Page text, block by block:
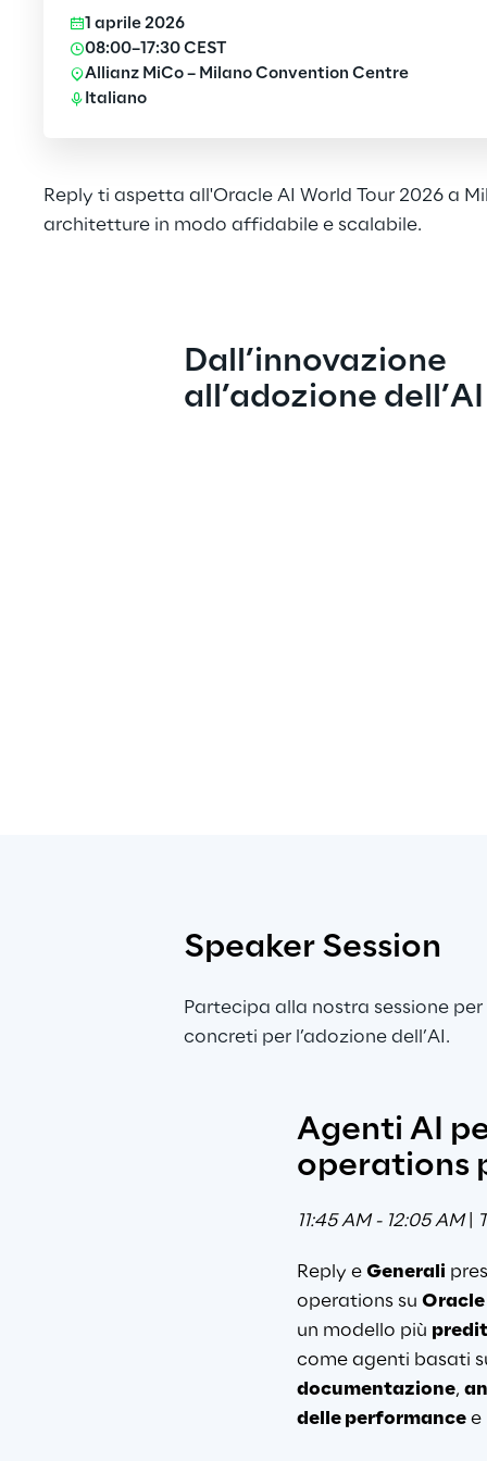
Reply ti aspetta all'Oracle AI World Tour 2026 a
architetture in modo affidabile e scalabile.
1 aprile 2026
08:00–17:30 CEST
Allianz MiCo – Milano Convention Centre
Italiano
Dall’innovazione
all’adozione dell’AI
Speaker Session
Partecipa alla nostra sessione
concreti per l’adozione dell’AI.
Agenti AI
operations
11:45 AM - 12:05 AM
Reply e Generali
operations su Oracle
un modello più
come agenti basati
documentazione,
delle performance e